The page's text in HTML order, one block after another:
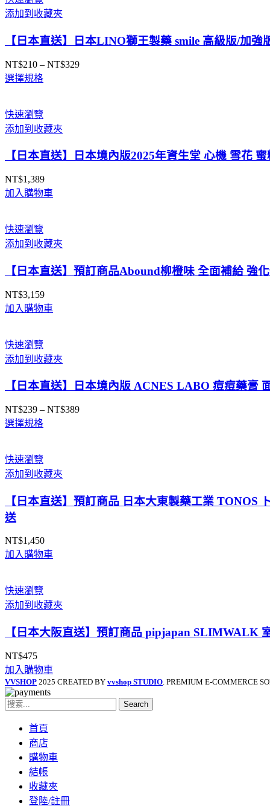
添加到收藏夾
【日本直送】日本LINO獅王製藥 smile 高級版/加
NT$210 – NT$329價
NT$329
選擇規格
快速瀏覽
添加到收藏夾
【日本直送】日本境內版2025年資生堂 心機 雪花
NT$1,389
加入購物車
快速瀏覽
添加到收藏夾
【日本直送】預訂商品Abound柳橙味 全面補給 強
NT$3,159
加入購物車
快速瀏覽
添加到收藏夾
【日本直送】日本境內版 ACNES LABO 痘痘藥膏
NT$239 – NT$389價
選擇規格
快速瀏覽
添加到收藏夾
【日本直送】預訂商品 日本大東製藥工業 TONOS
送
NT$1,450
加入購物車
快速瀏覽
添加到收藏夾
【日本大阪直送】預訂商品 pipjapan SLIMWALK
NT$475
加入購物車
VVSHOP 2025 CREATED BY vvshop STUDIO . PREMIUM E-COMMERCE
Search
首頁
商店
購物車
結帳
收藏夾
登陸/註冊